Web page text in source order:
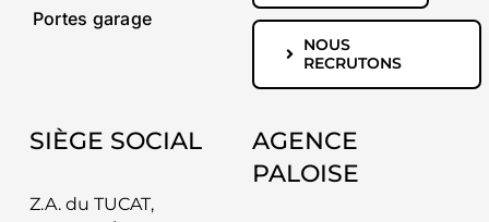
Portes garage
NOUS
RECRUTONS
SIÈGE SOCIAL
Z.A. du TUCAT,
AGENCE
PALOISE